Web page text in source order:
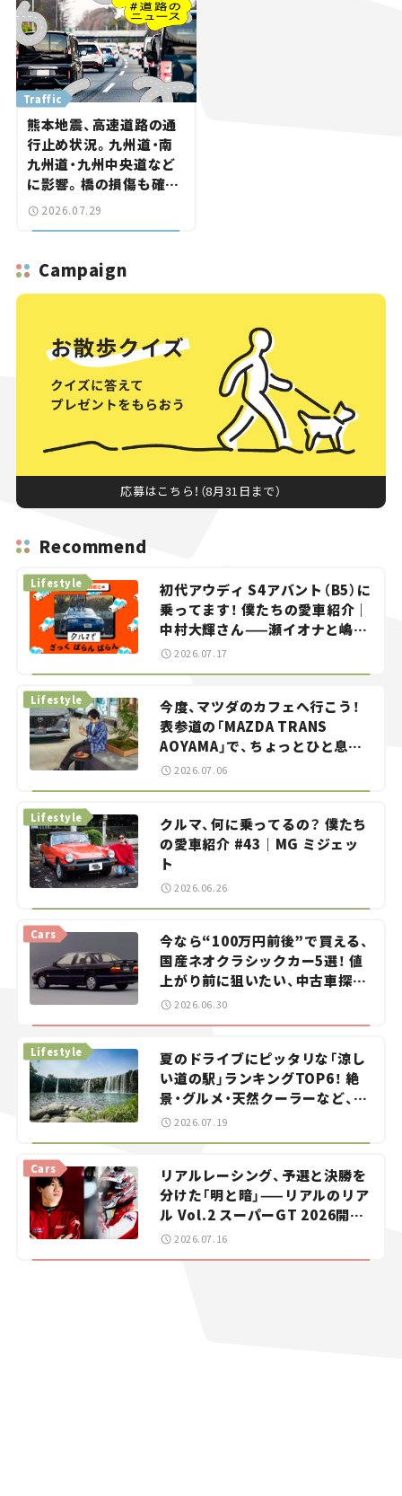
Traffic
熊本地震、高速道路の通
行止め状況。九州道・南
九州道・九州中央道など
に影響。橋の損傷も確認
【道路のニュース】
2026.07.29
Campaign
応募はこちら！（8月31日まで）
Recommend
初代アウディ S4アバント（B5）に
乗ってます！ 僕たちの愛車紹介｜
中村大輝さん——瀬イオナと嶋田
智之の「クルマでざっくばらんば
Lifestyle
2026.07.17
今度、マツダのカフェへ行こう！
表参道の「MAZDA TRANS
AOYAMA」で、ちょっとひと息。
——連載｜CCGとクルマでどうす
る？＜第13回＞
Lifestyle
2026.07.06
クルマ、何に乗ってるの？ 僕たち
の愛車紹介 #43｜MG ミジェッ
ト
Lifestyle
2026.06.26
今なら“100万円前後”で買える、
国産ネオクラシックカー5選！ 値
上がり前に狙いたい、中古車探し
をお手伝い――ちょっとイケてるマ
イカー選び #02
Cars
2026.06.30
夏のドライブにピッタリな「涼し
い道の駅」ランキングTOP6！ 絶
景・グルメ・天然クーラーなど、避
暑におすすめのスポットを紹介
Lifestyle
2026.07.19
リアルレーシング、予選と決勝を
分けた「明と暗」——リアルのリア
ル Vol.2 スーパーGT 2026開幕
戦 岡山国際サーキット
Cars
2026.07.16